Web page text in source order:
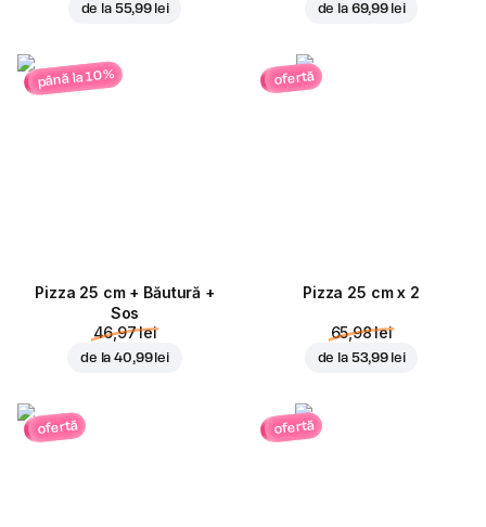
de la 55,99 lei de la 69,99 lei
până la 10%
Pizza 25 cm + Băutură +
Sos
46,97 lei
de la40,99 lei
ofertă
Pizza 25 cm x 2
65,98 lei
de la 53,99 lei
ofertă ofertă